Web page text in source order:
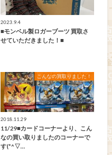
2023.9.4
■モンベル製ロガーブーツ 買取さ
せていただきました！■
こんなの買取りました！
2018.11.29
11/29■カードコーナーより、こん
なの買い取りましたのコーナーで
す(*^▽…